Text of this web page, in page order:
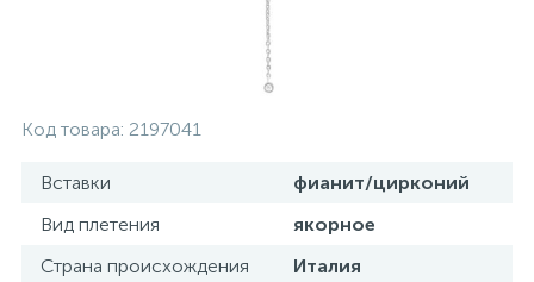
Код товара: 2197041
Вставки
фианит/цирконий
Вид плетения
якорное
Страна происхождения
Италия
Серебряные цепочки
Серебряные аксессуары